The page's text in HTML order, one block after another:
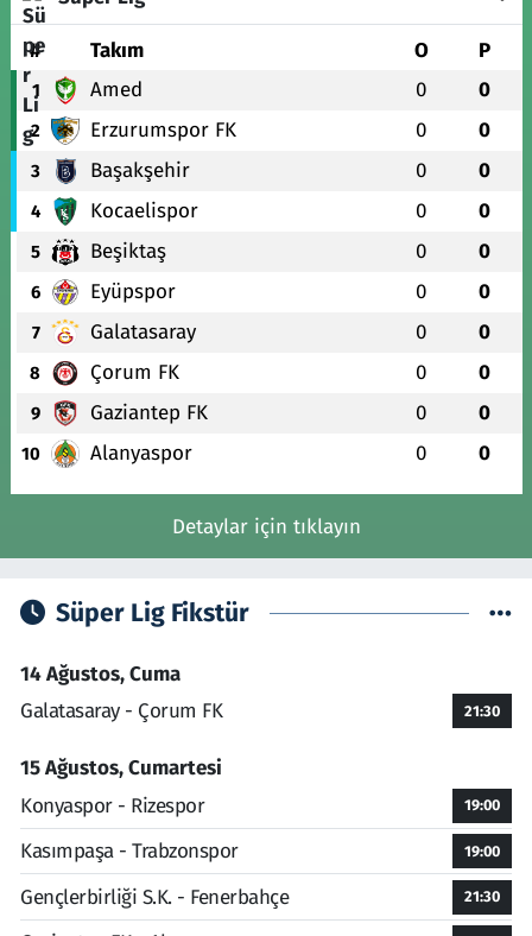
# Takım O P
1 Amed 0 0
2 Erzurumspor FK 0 0
3 Başakşehir 0 0
4 Kocaelispor 0 0
5 Beşiktaş 0 0
6 Eyüpspor 0 0
7 Galatasaray 0 0
8 Çorum FK 0 0
9 Gaziantep FK 0 0
10 Alanyaspor 0 0
Detaylar için tıklayın
Süper Lig Fikstür
14 Ağustos, Cuma
Galatasaray - Çorum FK
21:30
15 Ağustos, Cumartesi
Konyaspor - Rizespor
19:00
Kasımpaşa - Trabzonspor 19:00
Gençlerbirliği S.K. - Fenerbahçe 21:30